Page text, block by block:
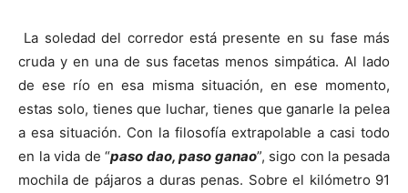
La soledad del corredor está presente en su fase más
cruda y en una de sus facetas menos simpática. Al lado
de ese río en esa misma situación, en ese momento,
estas solo, tienes que luchar, tienes que ganarle la pelea
a esa situación. Con la filosofía extrapolable a casi todo
en la vida de “paso dao, paso ganao”, sigo con la pesada
mochila de pájaros a duras penas. Sobre el kilómetro 91